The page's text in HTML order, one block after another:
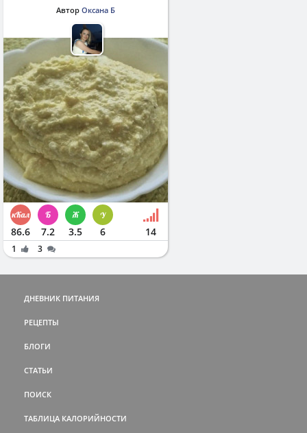
Автор Оксана Б
86.6 7.2 3.5 6 14
1 3
ДНЕВНИК ПИТАНИЯ
РЕЦЕПТЫ
БЛОГИ
СТАТЬИ
ПОИСК
ТАБЛИЦА КАЛОРИЙНОСТИ